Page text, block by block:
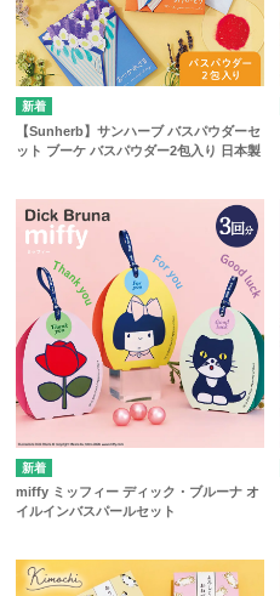
【Sunherb】サンハーブ バスパウダーセ
ット ブーケ バスパウダー2包入り 日本製
miffy ミッフィー ディック・ブルーナ オ
イルインバスパールセット